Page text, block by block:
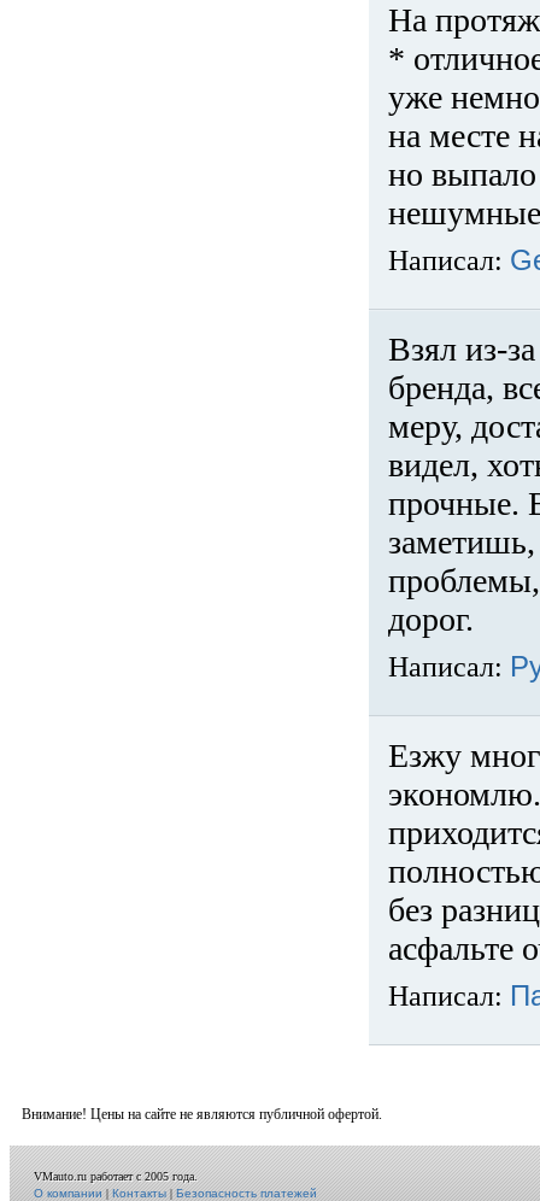
На
*
уже
на месте
но
нешумные
Написал:
Взял из-
бренда,
меру,
видел,
прочные.
проблемы,
дорог.
Написал:
Езжу
без
асфальте
Написал:
Внимание! Цены на сайте не являются публичной офертой.
VMauto.ru работает с 2005 года.
О компании|Контакты|Безопасность платежей